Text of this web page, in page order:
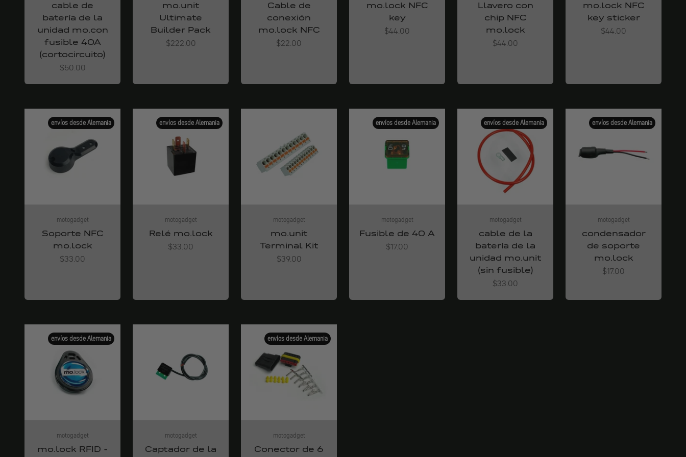
cable de
batería de la
unidad mo.con
fusible 40A
(cortocircuito)
Angebot
$50.00
mo.unit
Ultimate
Builder Pack
Angebot
$222.00
Cable de
conexión
mo.lock NFC
Angebot
$22.00
mo.lock NFC
key
Angebot
$44.00
Llavero con
chip NFC
mo.lock
Angebot
$44.00
mo.lock NFC
key sticker
Angebot
$44.00
envíos desde Alemania
motogadget
Soporte NFC
mo.lock
Angebot
$33.00
envíos desde Alemania
motogadget
Relé mo.lock
Angebot
$33.00
motogadget
mo.unit
Terminal Kit
Angebot
$39.00
envíos desde Alemania
motogadget
Fusible de 40 A
Angebot
$17.00
envíos desde Alemania
motogadget
cable de la
batería de la
unidad mo.unit
(sin fusible)
Angebot
$33.00
envíos desde Alemania
motogadget
condensador
de soporte
mo.lock
Angebot
$17.00
envíos desde Alemania
motogadget
mo.lock RFID -
motogadget
Captador de la
envíos desde Alemania
motogadget
Conector de 6